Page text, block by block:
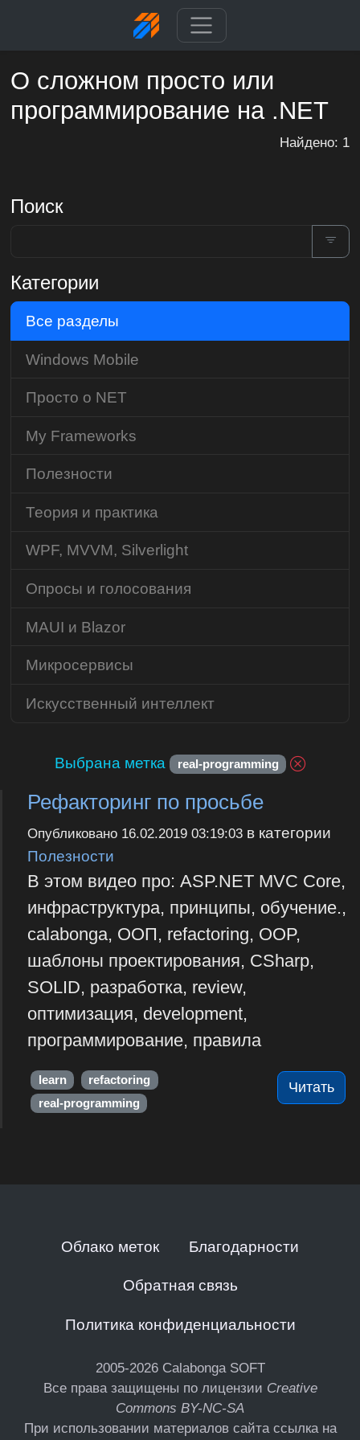
О сложном просто или
программирование на .NET
Найдено: 1
Выбрана метка real-programming
Рефакторинг по просьбе
Опубликовано 16.02.2019 03:19:03в категории
Полезности
В этом видео про: ASP.NET MVC Core,
инфраструктура, принципы, обучение.,
calabonga, ООП, refactoring, OOP,
шаблоны проектирования, CSharp,
SOLID, разработка, review,
оптимизация, development,
программирование, правила
Читать
learn
refactoring
real-programming
Поиск
Категории
Все разделы
Windows Mobile
Просто о NET
My Frameworks
Полезности
Теория и практика
WPF, MVVM, Silverlight
Опросы и голосования
MAUI и Blazor
Микросервисы
Искусственный интеллект
Облако меток Благодарности
Обратная связь
Политика конфиденциальности
2005-2026 Calabonga SOFT
Все права защищены по лицензии Creative
Commons BY-NC-SA
При использовании материалов сайта ссылка на